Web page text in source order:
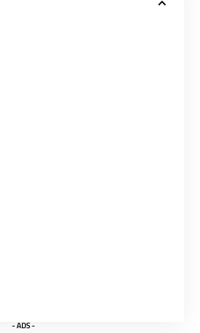
- ADS -